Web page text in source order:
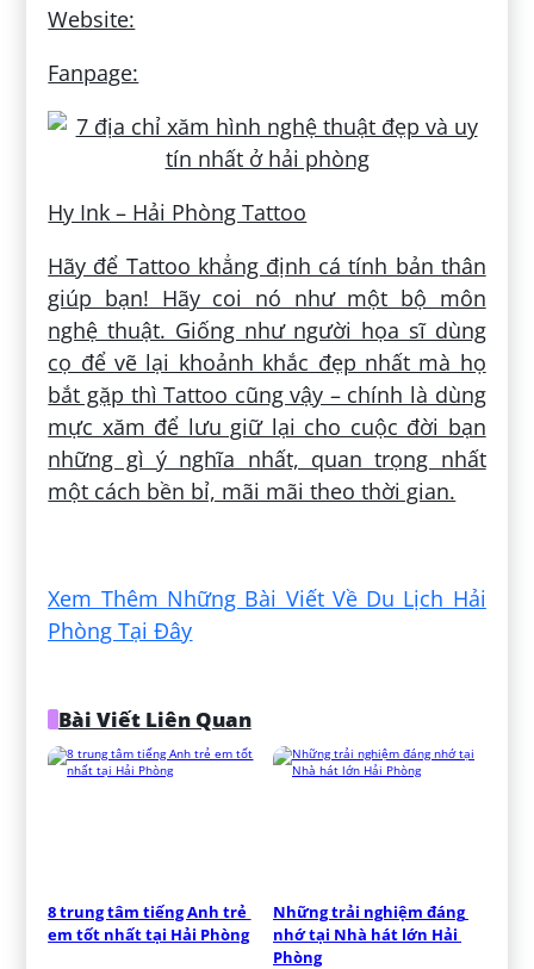
Website:
Fanpage:
Hy Ink – Hải Phòng Tattoo
Hãy để Tattoo khẳng định cá tính bản thân
giúp bạn! Hãy coi nó như một bộ môn
nghệ thuật. Giống như người họa sĩ dùng
cọ để vẽ lại khoảnh khắc đẹp nhất mà họ
bắt gặp thì Tattoo cũng vậy – chính là dùng
mực xăm để lưu giữ lại cho cuộc đời bạn
những gì ý nghĩa nhất, quan trọng nhất
một cách bền bỉ, mãi mãi theo thời gian.
Xem Thêm Những Bài Viết Về Du Lịch Hải
Phòng Tại Đây
Bài Viết Liên Quan
8 trung tâm tiếng Anh trẻ
em tốt nhất tại Hải Phòng
Những trải nghiệm đáng
nhớ tại Nhà hát lớn Hải
Phòng